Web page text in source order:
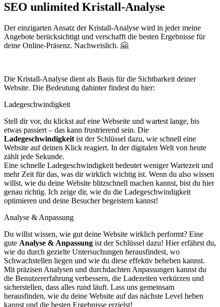
SEO unlimited Kristall-Analyse
Der einzigarten Ansatz der Kristall-Analyse wird in jeder meine
Angebote berücksichtigt und verschafft die besten Ergebnisse für
deine Online-Präsenz. Nachweislich. 🤗
Die Kristall-Analyse dient als Basis für die Sichtbarkeit deiner
Website. Die Bedeutung dahinter findest du hier:
Ladegeschwindigkeit
Stell dir vor, du klickst auf eine Webseite und wartest lange, bis
etwas passiert – das kann frustrierend sein. Die
Ladegeschwindigkeit ist der Schlüssel dazu, wie schnell eine
Website auf deinen Klick reagiert. In der digitalen Welt von heute
zählt jede Sekunde.
Eine schnelle Ladegeschwindigkeit bedeutet weniger Wartezeit und
mehr Zeit für das, was dir wirklich wichtig ist. Wenn du also wissen
willst, wie du deine Website blitzschnell machen kannst, bist du hier
genau richtig. Ich zeige dir, wie du die Ladegeschwindigkeit
optimieren und deine Besucher begeistern kannst!
Analyse & Anpassung
Du willst wissen, wie gut deine Website wirklich performt? Eine
gute Analyse & Anpassung ist der Schlüssel dazu! Hier erfährst du,
wie du durch gezielte Untersuchungen herausfindest, wo
Schwachstellen liegen und wie du diese effektiv beheben kannst.
Mit präzisen Analysen und durchdachten Anpassungen kannst du
die Benutzererfahrung verbessern, die Ladezeiten verkürzen und
sicherstellen, dass alles rund läuft. Lass uns gemeinsam
herausfinden, wie du deine Website auf das nächste Level heben
kannst und die besten Ergebnisse erzielst!